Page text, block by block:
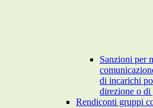
Sanzioni per
di incarichi
direzione o di
Rendiconti gruppi